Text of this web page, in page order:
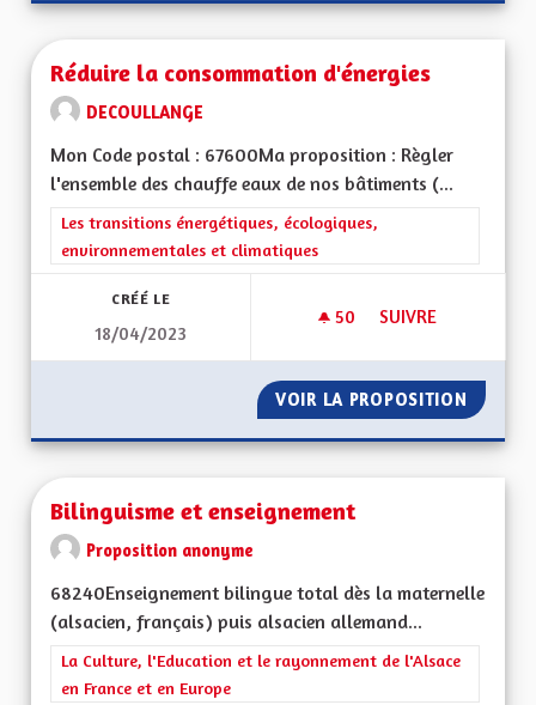
Réduire la consommation d'énergies
DECOULLANGE
Mon Code postal : 67600Ma proposition : Règler
l'ensemble des chauffe eaux de nos bâtiments (...
Filtrer les résultats de la catégorie : Les transitions
Les transitions énergétiques, écologiques,
environnementales et climatiques
CRÉÉ LE
18/04/2023
50 50 ABONNÉS
SUIVRE
VOIR LA PROPOSITION
Bilinguisme et enseignement
Proposition anonyme
68240Enseignement bilingue total dès la maternelle
(alsacien, français) puis alsacien allemand...
Filtrer les résultats de la catégorie : La Culture, l'Education et
La Culture, l'Education et le rayonnement de l'Alsace
en France et en Europe